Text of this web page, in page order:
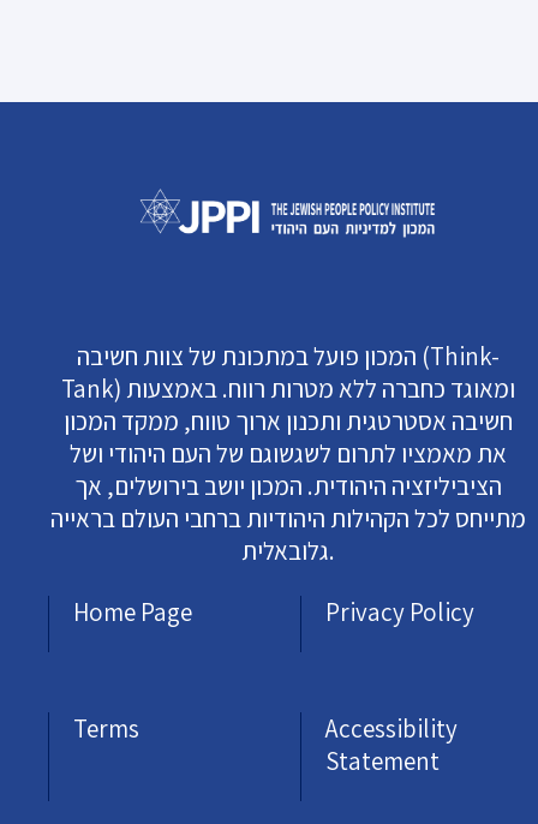
המכון פועל במתכונת של צוות חשיבה (Think-
Tank) ומאוגד כחברה ללא מטרות רווח. באמצעות
חשיבה אסטרטגית ותכנון ארוך טווח, ממקד המכון
את מאמציו לתרום לשגשוגם של העם היהודי ושל
הציביליזציה היהודית. המכון יושב בירושלים, אך
מתייחס לכל הקהילות היהודיות ברחבי העולם בראייה
גלובאלית.
Home Page
Privacy Policy
Terms
Accessibility
Statement